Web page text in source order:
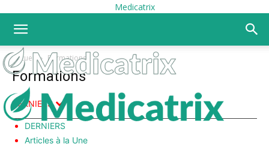
Medicatrix
Accueil Formations
Formations
DERNIERS
DERNIERS
Articles à la Une